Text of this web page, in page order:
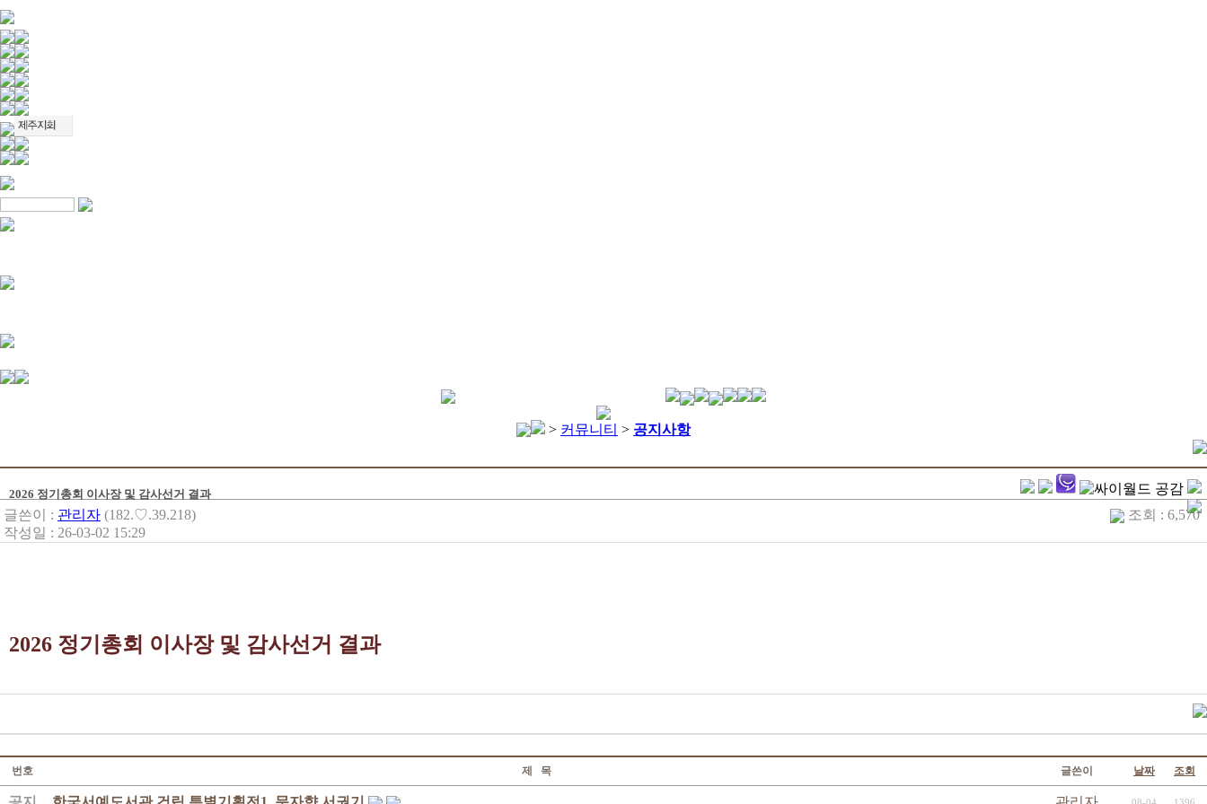
> 커뮤니티 > 공지사항
2026 정기총회 이사장 및 감사선거 결과
글쓴이 : 관리자 (182.♡.39.218)
작성일 : 26-03-02 15:29
조회 : 6,570
2026 정기총회 이사장 및 감사선거 결과
번호 제 목 글쓴이 날짜 조회